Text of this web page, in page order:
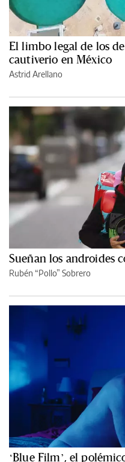
El limbo legal de los
cautiverio en México
Astrid Arellano
Sueñan los androides
Rubén “Pollo” Sobrero
‘Blue Film’, el